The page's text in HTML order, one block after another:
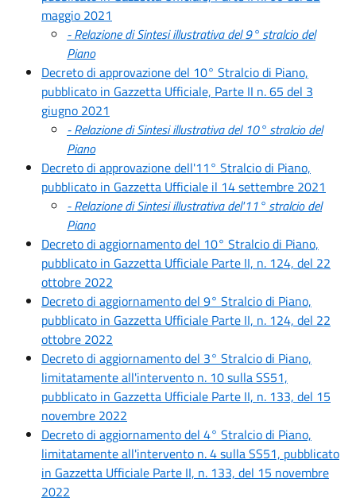
maggio 2021
- Relazione di Sintesi illustrativa del 9° stralcio del
Piano
Decreto di approvazione del 10° Stralcio di Piano,
pubblicato in Gazzetta Ufficiale, Parte II n. 65 del 3
giugno 2021
- Relazione di Sintesi illustrativa del 10° stralcio del
Piano
Decreto di approvazione dell'11° Stralcio di Piano,
pubblicato in Gazzetta Ufficiale il 14 settembre 2021
- Relazione di Sintesi illustrativa del'11° stralcio del
Piano
Decreto di aggiornamento del 10° Stralcio di Piano,
pubblicato in Gazzetta Ufficiale Parte II, n. 124, del 22
ottobre 2022
Decreto di aggiornamento del 9° Stralcio di Piano,
pubblicato in Gazzetta Ufficiale Parte II, n. 124, del 22
ottobre 2022
Decreto di aggiornamento del 3° Stralcio di Piano,
limitatamente all'intervento n. 10 sulla SS51,
pubblicato in Gazzetta Ufficiale Parte II, n. 133, del 15
novembre 2022
Decreto di aggiornamento del 4° Stralcio di Piano,
limitatamente all'intervento n. 4 sulla SS51, pubblicato
in Gazzetta Ufficiale Parte II, n. 133, del 15 novembre
2022